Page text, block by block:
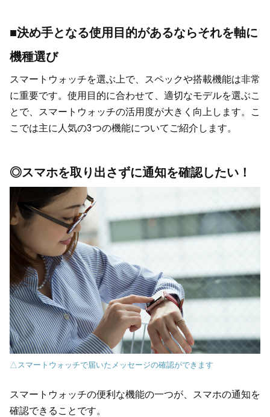
■決め手となる使用目的があるならそれを軸に
機種選び
スマートウォッチを選ぶ上で、スペックや搭載機能は非常
に重要です。使用目的に合わせて、適切なモデルを選ぶこ
とで、スマートウォッチの活用度が大きく向上します。こ
こでは主に人気の3つの機能についてご紹介します。
◎スマホを取り出さずに通知を確認したい！
△スマートウォッチで届いたメッセージの確認ができます
スマートウォッチの便利な機能の一つが、スマホの通知を
確認できることです。